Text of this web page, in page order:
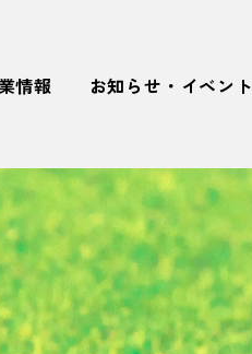
情報 お知らせ・イベント